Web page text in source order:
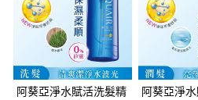
購買商品的店家。未經商家同意取消之訂
後付繳納相關費用。
※ 交易是否成功請以「AFTEE先享後付
是否繳費成功／繳費後需取消欲退款等相
客戶支援中心」 https://
【注意事項】
每筆NT$65，滿NT$490(含以上)免運費
付款後萊爾富取貨
每筆NT$65，滿NT$490(含以上)免運
7-11取貨付款
阿葵亞淨水賦活洗髮精
阿葵亞淨